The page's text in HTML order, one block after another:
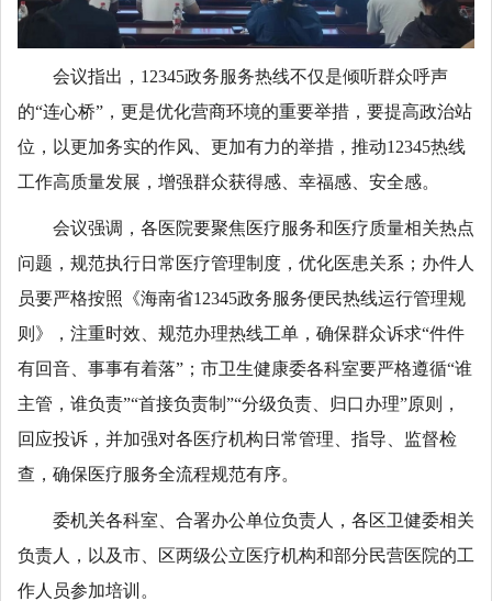
会议指出，12345政务服务热线不仅是倾听群众呼声
的“连心桥”，更是优化营商环境的重要举措，要提高政治站
位，以更加务实的作风、更加有力的举措，推动12345热线
工作高质量发展，增强群众获得感、幸福感、安全感。
会议强调，各医院要聚焦医疗服务和医疗质量相关热点
问题，规范执行日常医疗管理制度，优化医患关系；办件人
员要严格按照《海南省12345政务服务便民热线运行管理规
则》，注重时效、规范办理热线工单，确保群众诉求“件件
有回音、事事有着落”；市卫生健康委各科室要严格遵循“谁
主管，谁负责”“首接负责制”“分级负责、归口办理”原则，
回应投诉，并加强对各医疗机构日常管理、指导、监督检
查，确保医疗服务全流程规范有序。
委机关各科室、合署办公单位负责人，各区卫健委相关
负责人，以及市、区两级公立医疗机构和部分民营医院的工
作人员参加培训。